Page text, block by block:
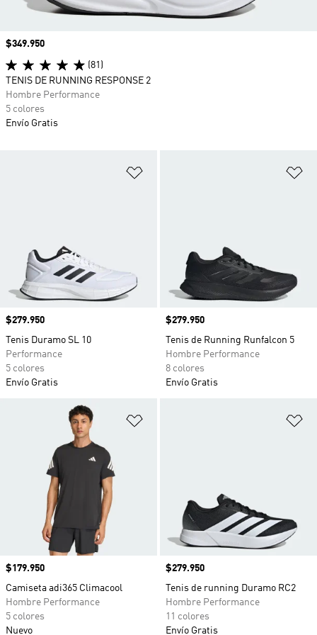
Precio
$279.950
Tenis Duramo SL 10
Performance
5 colores
Envío Gratis
Precio
$279.950
Tenis de Running Runfalcon 5
Hombre Performance
8 colores
Envío Gratis
Precio
$179.950
Camiseta adi365 Climacool
Hombre Performance
5 colores
Nuevo
Precio
$279.950
Tenis de running Duramo RC2
Hombre Performance
11 colores
Envío Gratis
Precio
$349.950
(81)
TENIS DE RUNNING RESPONSE 2
Hombre Performance
5 colores
Envío Gratis